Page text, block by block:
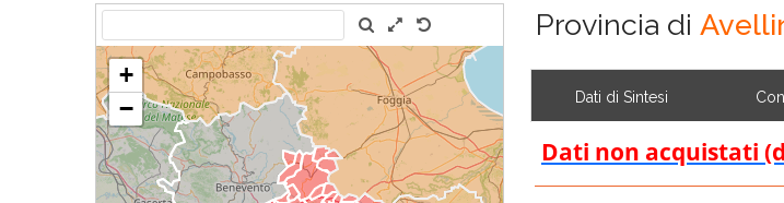
Provincia di
Dati di Sintesi
Dati non acquistati